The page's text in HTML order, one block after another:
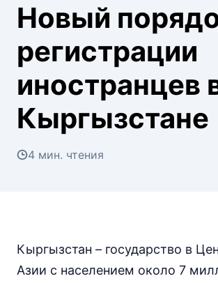
Новый
регистрации
иностранцев
Кыргызстане
4 мин. чтения
Кыргызстан – государство в
Азии с населением около 7